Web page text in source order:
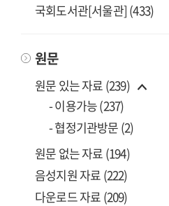
국회도서관[서울관] (433)
원문
원문 있는 자료 (239)
- 이용가능 (237)
- 협정기관방문 (2)
원문 없는 자료 (194)
음성지원 자료 (222)
다운로드 자료 (209)